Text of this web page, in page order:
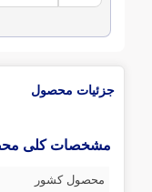
جزئیات محصول
مشخصات کلی
محصول کشور